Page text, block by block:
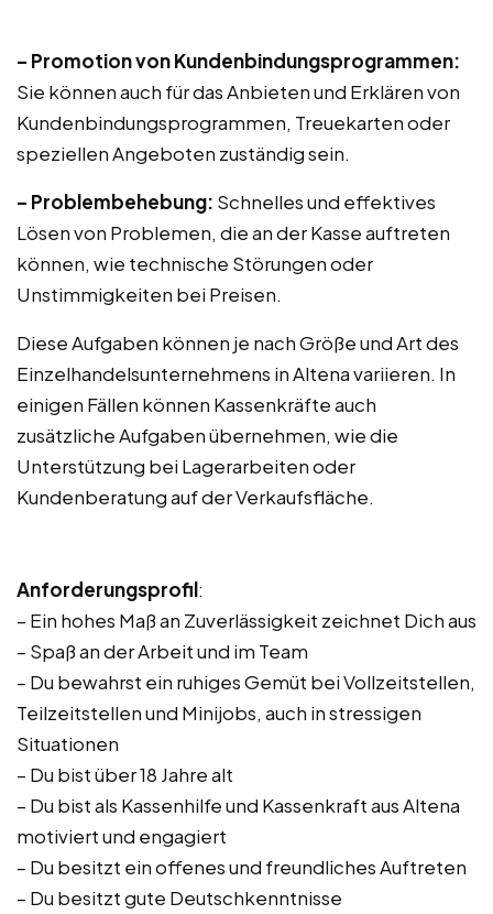
– Promotion von Kundenbindungsprogrammen:
Sie können auch für das Anbieten und Erklären von
Kundenbindungsprogrammen, Treuekarten oder
speziellen Angeboten zuständig sein.
– Problembehebung: Schnelles und effektives
Lösen von Problemen, die an der Kasse auftreten
können, wie technische Störungen oder
Unstimmigkeiten bei Preisen.
Diese Aufgaben können je nach Größe und Art des
Einzelhandelsunternehmens in Altena variieren. In
einigen Fällen können Kassenkräfte auch
zusätzliche Aufgaben übernehmen, wie die
Unterstützung bei Lagerarbeiten oder
Kundenberatung auf der Verkaufsfläche.
Anforderungsprofil:
– Ein hohes Maß an Zuverlässigkeit zeichnet Dich aus
– Spaß an der Arbeit und im Team
– Du bewahrst ein ruhiges Gemüt bei Vollzeitstellen,
Teilzeitstellen und Minijobs, auch in stressigen
Situationen
– Du bist über 18 Jahre alt
– Du bist als Kassenhilfe und Kassenkraft aus Altena
motiviert und engagiert
– Du besitzt ein offenes und freundliches Auftreten
– Du besitzt gute Deutschkenntnisse